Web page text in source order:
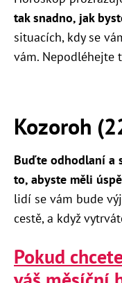
tak snadno, jak
situacích, kdy se
vám. Nepodléhejte
Kozoroh
Buďte odhodlaní a
to, abyste měli
lidí se vám bude
cestě, a když
Pokud